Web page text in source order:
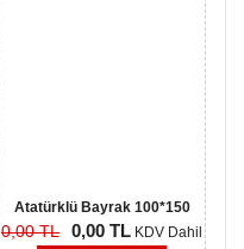
Atatürklü Bayrak 100*150
0,00 TL 0,00 TL KDV Dahil